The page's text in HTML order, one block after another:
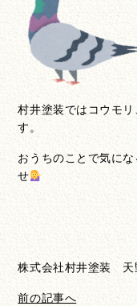
村井塗装ではコウモ
す。
おうちのことで気に
せ
株式会社村井塗装 天
前の記事へ